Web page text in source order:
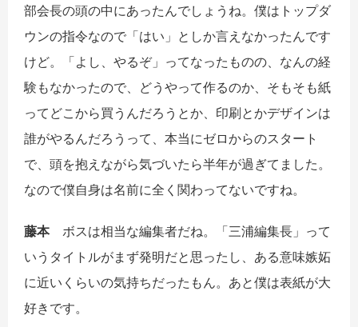
部会長の頭の中にあったんでしょうね。僕はトップダ
ウンの指令なので「はい」としか言えなかったんです
けど。「よし、やるぞ」ってなったものの、なんの経
験もなかったので、どうやって作るのか、そもそも紙
ってどこから買うんだろうとか、印刷とかデザインは
誰がやるんだろうって、本当にゼロからのスタート
で、頭を抱えながら気づいたら半年が過ぎてました。
なので僕自身は名前に全く関わってないですね。
藤本ボスは相当な編集者だね。「三浦編集長」って
いうタイトルがまず発明だと思ったし、ある意味嫉妬
に近いくらいの気持ちだったもん。あと僕は表紙が大
好きです。